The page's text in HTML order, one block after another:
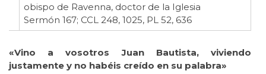
obispo de Ravenna, doctor de la Iglesia
Sermón 167; CCL 248, 1025, PL 52, 636
«Vino a vosotros Juan Bautista, viviendo
justamente y no habéis creído en su palabra»